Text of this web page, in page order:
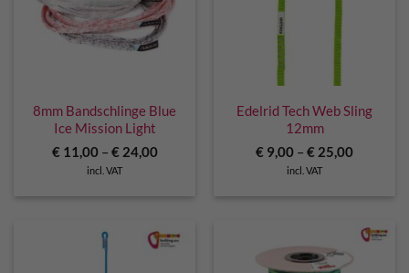
8mm Bandschlinge Blue
Ice Mission Light
€11,00– €24,00
incl. VAT
Edelrid Tech Web Sling
12mm
€ 9,00 – € 25,00
incl. VAT